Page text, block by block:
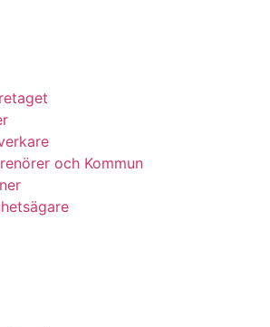
och Kommun